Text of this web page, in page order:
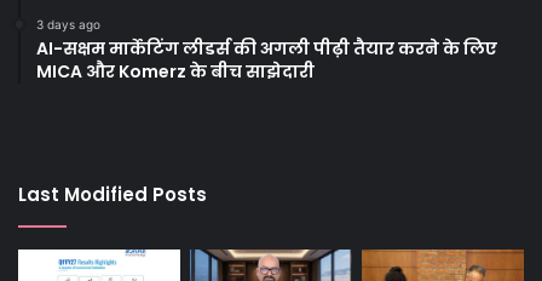
3 days ago
AI-सक्षम मार्केटिंग लीडर्स की अगली पीढ़ी तैयार करने के लिए
MICA और Komerz के बीच साझेदारी
Last Modified Posts